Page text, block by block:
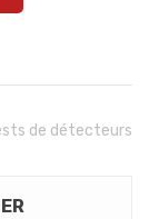
de détecteurs